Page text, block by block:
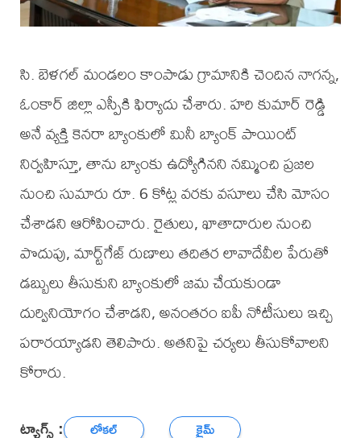
సి. బెళగల్ మండలం కాంపాడు గ్రామానికి చెందిన నాగన్న,
ఓంకార్ జిల్లా ఎస్పీకి ఫిర్యాదు చేశారు. హరి కుమార్ రెడ్డి
అనే వ్యక్తి కెనరా బ్యాంకులో మినీ బ్యాంక్ పాయింట్
నిర్వహిస్తూ, తాను బ్యాంకు ఉద్యోగినని నమ్మించి ప్రజల
నుంచి సుమారు రూ. 6 కోట్ల వరకు వసూలు చేసి మోసం
చేశాడని ఆరోపించారు. రైతులు, ఖాతాదారుల నుంచి
పొదుపు, మార్ట్‌గేజ్ రుణాలు తదితర లావాదేవీల పేరుతో
డబ్బులు తీసుకుని బ్యాంకులో జమ చేయకుండా
దుర్వినియోగం చేశాడని, అనంతరం ఐపీ నోటీసులు ఇచ్చి
పరారయ్యాడని తెలిపారు. అతనిపై చర్యలు తీసుకోవాలని
కోరారు.
ట్యాగ్స్ : లోకల్ క్రైమ్